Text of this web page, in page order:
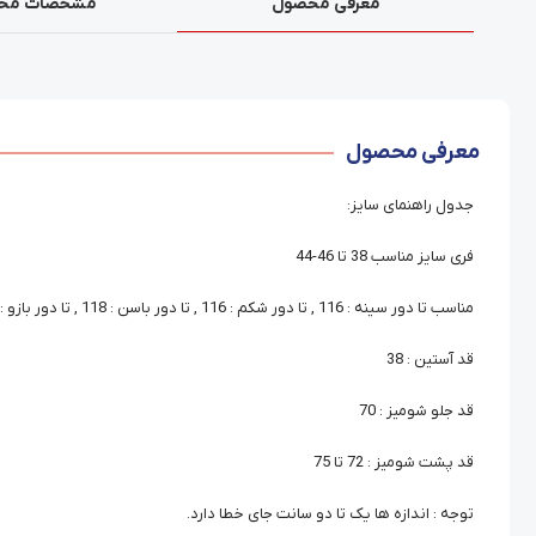
معرفی محصول
جدول راهنمای سایز:
فری سایز مناسب 38 تا 46-44
مناسب تا دور سینه : 116 , تا دور شکم : 116 , تا دور باسن : 118 , تا دور بازو : 40
قد آستین : 38
قد جلو شومیز : 70
قد پشت شومیز : 72 تا 75
توجه : اندازه ها یک تا دو سانت جای خطا دارد.